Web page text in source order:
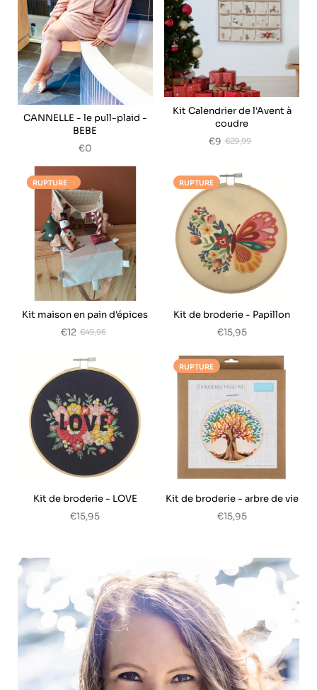
CANNELLE - le pull-plaid -
BEBE
€0
Kit Calendrier de l'Avent à
coudre
€9 €29,99
EN PROMO
RUPTURE
Kit maison en pain d'épices
€12 €49,95
RUPTURE
Kit de broderie - Papillon
€15,95
Kit de broderie - LOVE
€15,95
RUPTURE
Kit de broderie - arbre de vie
€15,95